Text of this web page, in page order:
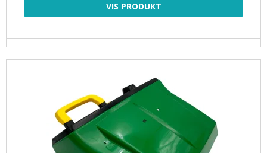
VIS PRODUKT